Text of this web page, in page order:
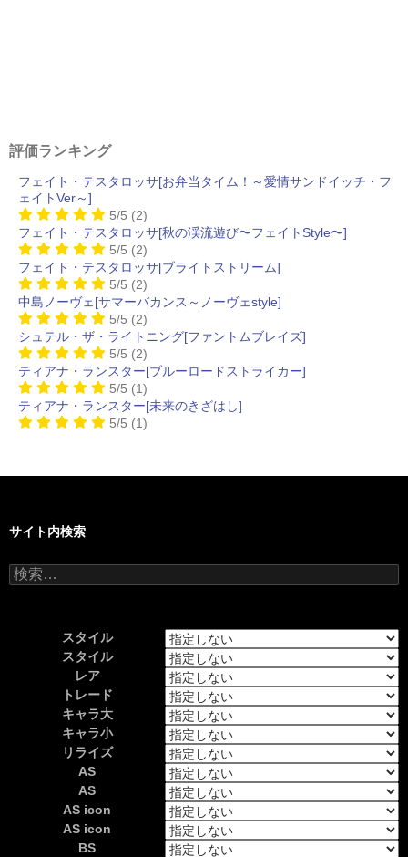
評価ランキング
フェイト・テスタロッサ[お弁当タイム！～愛情サンドイッチ・フ
ェイトVer～]
5/5 (2)
フェイト・テスタロッサ[秋の渓流遊び〜フェイトStyle〜]
5/5 (2)
フェイト・テスタロッサ[ブライトストリーム]
5/5 (2)
中島ノーヴェ[サマーバカンス～ノーヴェstyle]
5/5 (2)
シュテル・ザ・ライトニング[ファントムブレイズ]
5/5 (2)
ティアナ・ランスター[ブルーロードストライカー]
5/5 (1)
ティアナ・ランスター[未来のきざはし]
5/5 (1)
サイト内検索
検
索:
スタイル
スタイル
レア
トレード
キャラ大
キャラ小
リライズ
AS
AS
AS icon
AS icon
BS